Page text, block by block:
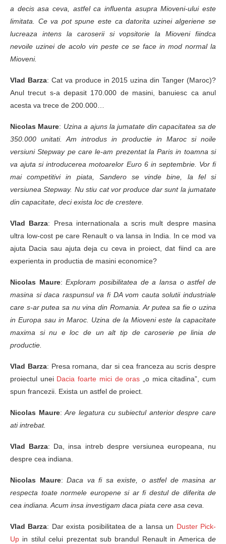
a decis asa ceva, astfel ca influenta asupra Mioveni-ului este
limitata. Ce va pot spune este ca datorita uzinei algeriene se
lucreaza intens la caroserii si vopsitorie la Mioveni fiindca
nevoile uzinei de acolo vin peste ce se face in mod normal la
Mioveni.
Vlad Barza: Cat va produce in 2015 uzina din Tanger (Maroc)?
Anul trecut s-a depasit 170.000 de masini, banuiesc ca anul
acesta va trece de 200.000…
Nicolas Maure: Uzina a ajuns la jumatate din capacitatea sa de
350.000 unitati. Am introdus in productie in Maroc si noile
versiuni Stepway pe care le-am prezentat la Paris in toamna si
va ajuta si introducerea motoarelor Euro 6 in septembrie. Vor fi
mai competitivi in piata, Sandero se vinde bine, la fel si
versiunea Stepway. Nu stiu cat vor produce dar sunt la jumatate
din capacitate, deci exista loc de crestere.
Vlad Barza: Presa internationala a scris mult despre masina
ultra low-cost pe care Renault o va lansa in India. In ce mod va
ajuta Dacia sau ajuta deja cu ceva in proiect, dat fiind ca are
experienta in productia de masini economice?
Nicolas Maure:Exploram posibilitatea de a lansa o astfel de
masina si daca raspunsul va fi DA vom cauta solutii industriale
care s-ar putea sa nu vina din Romania. Ar putea sa fie o uzina
in Europa sau in Maroc. Uzina de la Mioveni este la capacitate
maxima si nu e loc de un alt tip de caroserie pe linia de
productie.
Vlad Barza: Presa romana, dar si cea franceza au scris despre
proiectul unei Dacia foarte mici de oras „o mica citadina”, cum
spun francezii. Exista un astfel de proiect.
Nicolas Maure:Are legatura cu subiectul anterior despre care
ati intrebat.
Vlad Barza: Da, insa intreb despre versiunea europeana, nu
despre cea indiana.
Nicolas Maure:Daca va fi sa existe, o astfel de masina ar
respecta toate normele europene si ar fi destul de diferita de
cea indiana. Acum insa investigam daca piata cere asa ceva.
Vlad Barza: Dar exista posibilitatea de a lansa un Duster Pick-
Up in stilul celui prezentat sub brandul Renault in America de